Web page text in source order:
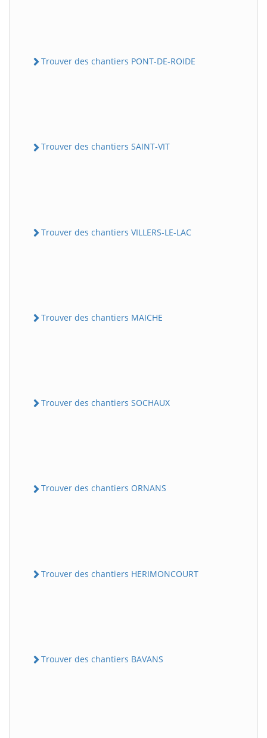
Trouver des chantiers PONT-DE-ROIDE
Trouver des chantiers SAINT-VIT
Trouver des chantiers VILLERS-LE-LAC
Trouver des chantiers MAICHE
Trouver des chantiers SOCHAUX
Trouver des chantiers ORNANS
Trouver des chantiers HERIMONCOURT
Trouver des chantiers BAVANS